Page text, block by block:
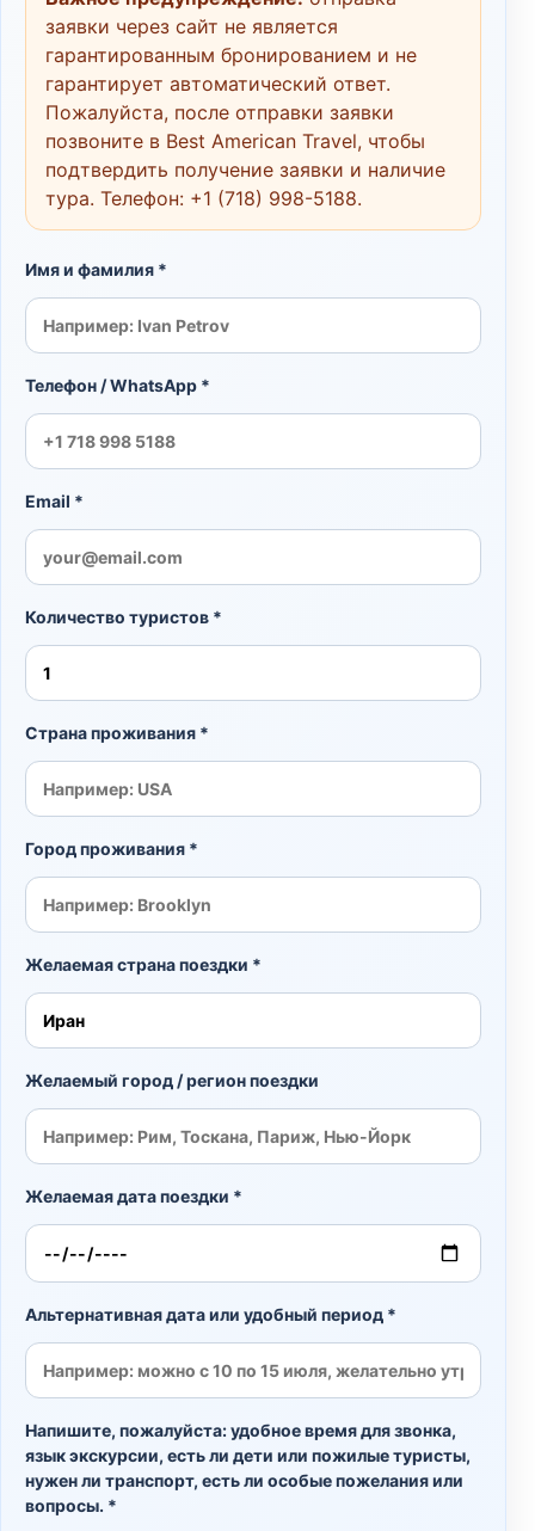
заявки через сайт не является
гарантированным бронированием и не
гарантирует автоматический ответ.
Пожалуйста, после отправки заявки
позвоните в Best American Travel, чтобы
подтвердить получение заявки и наличие
тура. Телефон: +1 (718) 998-5188.
Имя и фамилия *
Телефон / WhatsApp *
Email *
Количество туристов *
Страна проживания *
Город проживания *
Желаемая страна поездки *
Желаемый город / регион поездки
Желаемая дата поездки *
Альтернативная дата или удобный период *
Напишите, пожалуйста: удобное время для звонка,
язык экскурсии, есть ли дети или пожилые туристы,
нужен ли транспорт, есть ли особые пожелания или
вопросы. *